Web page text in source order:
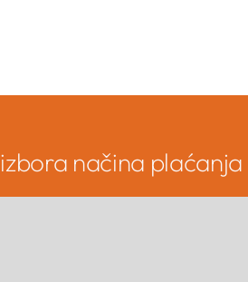
izbora načina plaćanja